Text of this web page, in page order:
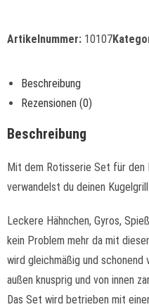
Artikelnummer: 10107
Beschreibung
Rezensionen (0)
Beschreibung
Mit dem Rotisserie Set für den
verwandelst du deinen
Leckere Hähnchen, Gyros,
kein Problem mehr da mit
wird gleichmäßig und
außen knusprig und von innen
Das Set wird betrieben mit